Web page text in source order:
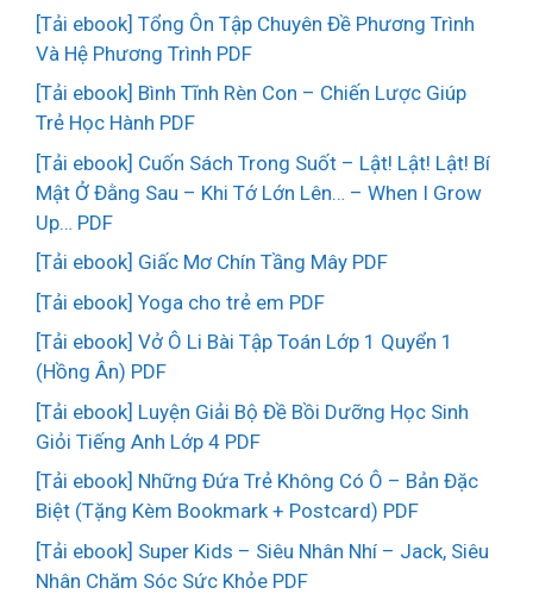
[Tải ebook] Tổng Ôn Tập Chuyên Đề Phương Trình
Và Hệ Phương Trình PDF
[Tải ebook] Bình Tĩnh Rèn Con – Chiến Lược Giúp
Trẻ Học Hành PDF
[Tải ebook] Cuốn Sách Trong Suốt – Lật! Lật! Lật! Bí
Mật Ở Đằng Sau – Khi Tớ Lớn Lên… – When I Grow
Up… PDF
[Tải ebook] Giấc Mơ Chín Tầng Mây PDF
[Tải ebook] Yoga cho trẻ em PDF
[Tải ebook] Vở Ô Li Bài Tập Toán Lớp 1 Quyển 1
(Hồng Ân) PDF
[Tải ebook] Luyện Giải Bộ Đề Bồi Dưỡng Học Sinh
Giỏi Tiếng Anh Lớp 4 PDF
[Tải ebook] Những Đứa Trẻ Không Có Ô – Bản Đặc
Biệt (Tặng Kèm Bookmark + Postcard) PDF
[Tải ebook] Super Kids – Siêu Nhân Nhí – Jack, Siêu
Nhân Chăm Sóc Sức Khỏe PDF